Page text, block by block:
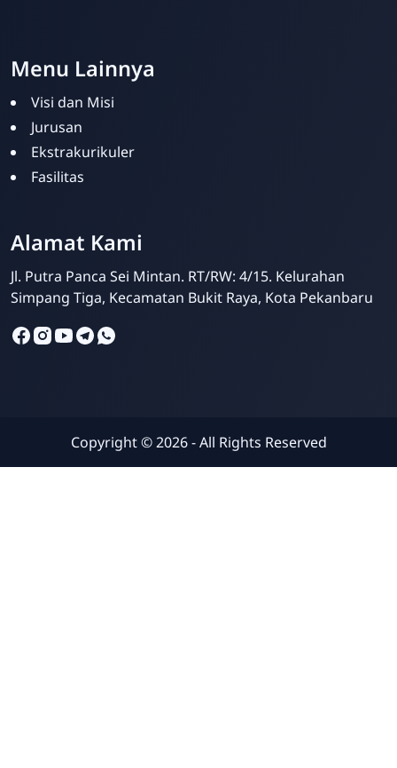
Menu Lainnya
Visi dan Misi
Jurusan
Ekstrakurikuler
Fasilitas
Alamat Kami
Jl. Putra Panca Sei Mintan. RT/RW: 4/15. Kelurahan
Simpang Tiga, Kecamatan Bukit Raya, Kota Pekanbaru
Copyright ©2026- All Rights Reserved